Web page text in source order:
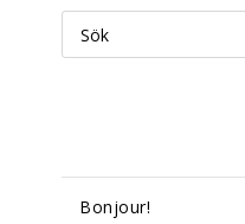
Bonjour!